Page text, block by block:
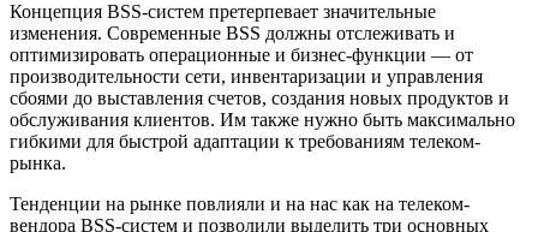
Концепция BSS-систем претерпевает значительные
изменения. Современные BSS должны отслеживать и
оптимизировать операционные и бизнес-функции — от
производительности сети, инвентаризации и управления
сбоями до выставления счетов, создания новых продуктов и
обслуживания клиентов. Им также нужно быть максимально
гибкими для быстрой адаптации к требованиям телеком-
рынка.
Тенденции на рынке повлияли и на нас как на телеком-
вендора BSS-систем и позволили выделить три основных